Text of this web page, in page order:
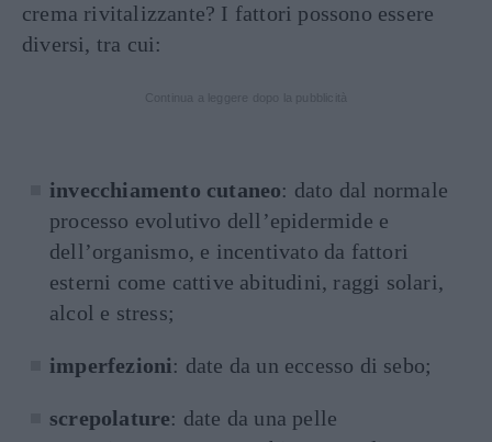
crema rivitalizzante? I fattori possono essere
diversi, tra cui:
invecchiamento cutaneo: dato dal normale
processo evolutivo dell’epidermide e
dell’organismo, e incentivato da fattori
esterni come cattive abitudini, raggi solari,
alcol e stress;
imperfezioni: date da un eccesso di sebo;
screpolature: date da una pelle